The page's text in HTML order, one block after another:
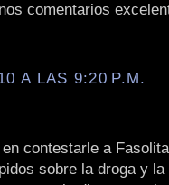
comentarios
A LAS 9:20 P.M.
contestarle a
sobre la droga y